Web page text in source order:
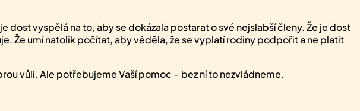
dost vyspělá na to, aby se dokázala postarat o své nejslabší členy. Že je dost
Že umí natolik počítat, aby věděla, že se vyplatí rodiny podpořit a ne platit
vůli. Ale potřebujeme Vaší pomoc – bez ní to nezvládneme.